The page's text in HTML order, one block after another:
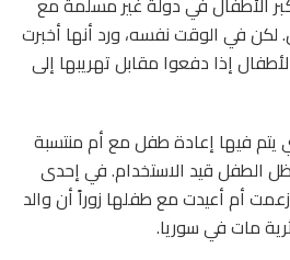
لكن في الوقت نفسه، ورد أنها أخبرت
إذا دفعوا مقابل تهريبها إلى
يتم فيها إعادة طفل مع أم منتسبة
الطفل قيد الاستخدام. في إحدى
أم أعيدت مع طفلها زوراً أن والد
مات في سوريا.